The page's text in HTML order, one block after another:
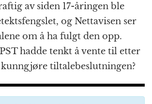
av siden 17-åringen ble
og Nettavisen ser
om å ha fulgt den opp.
hadde tenkt å vente til etter
tiltalebeslutningen?